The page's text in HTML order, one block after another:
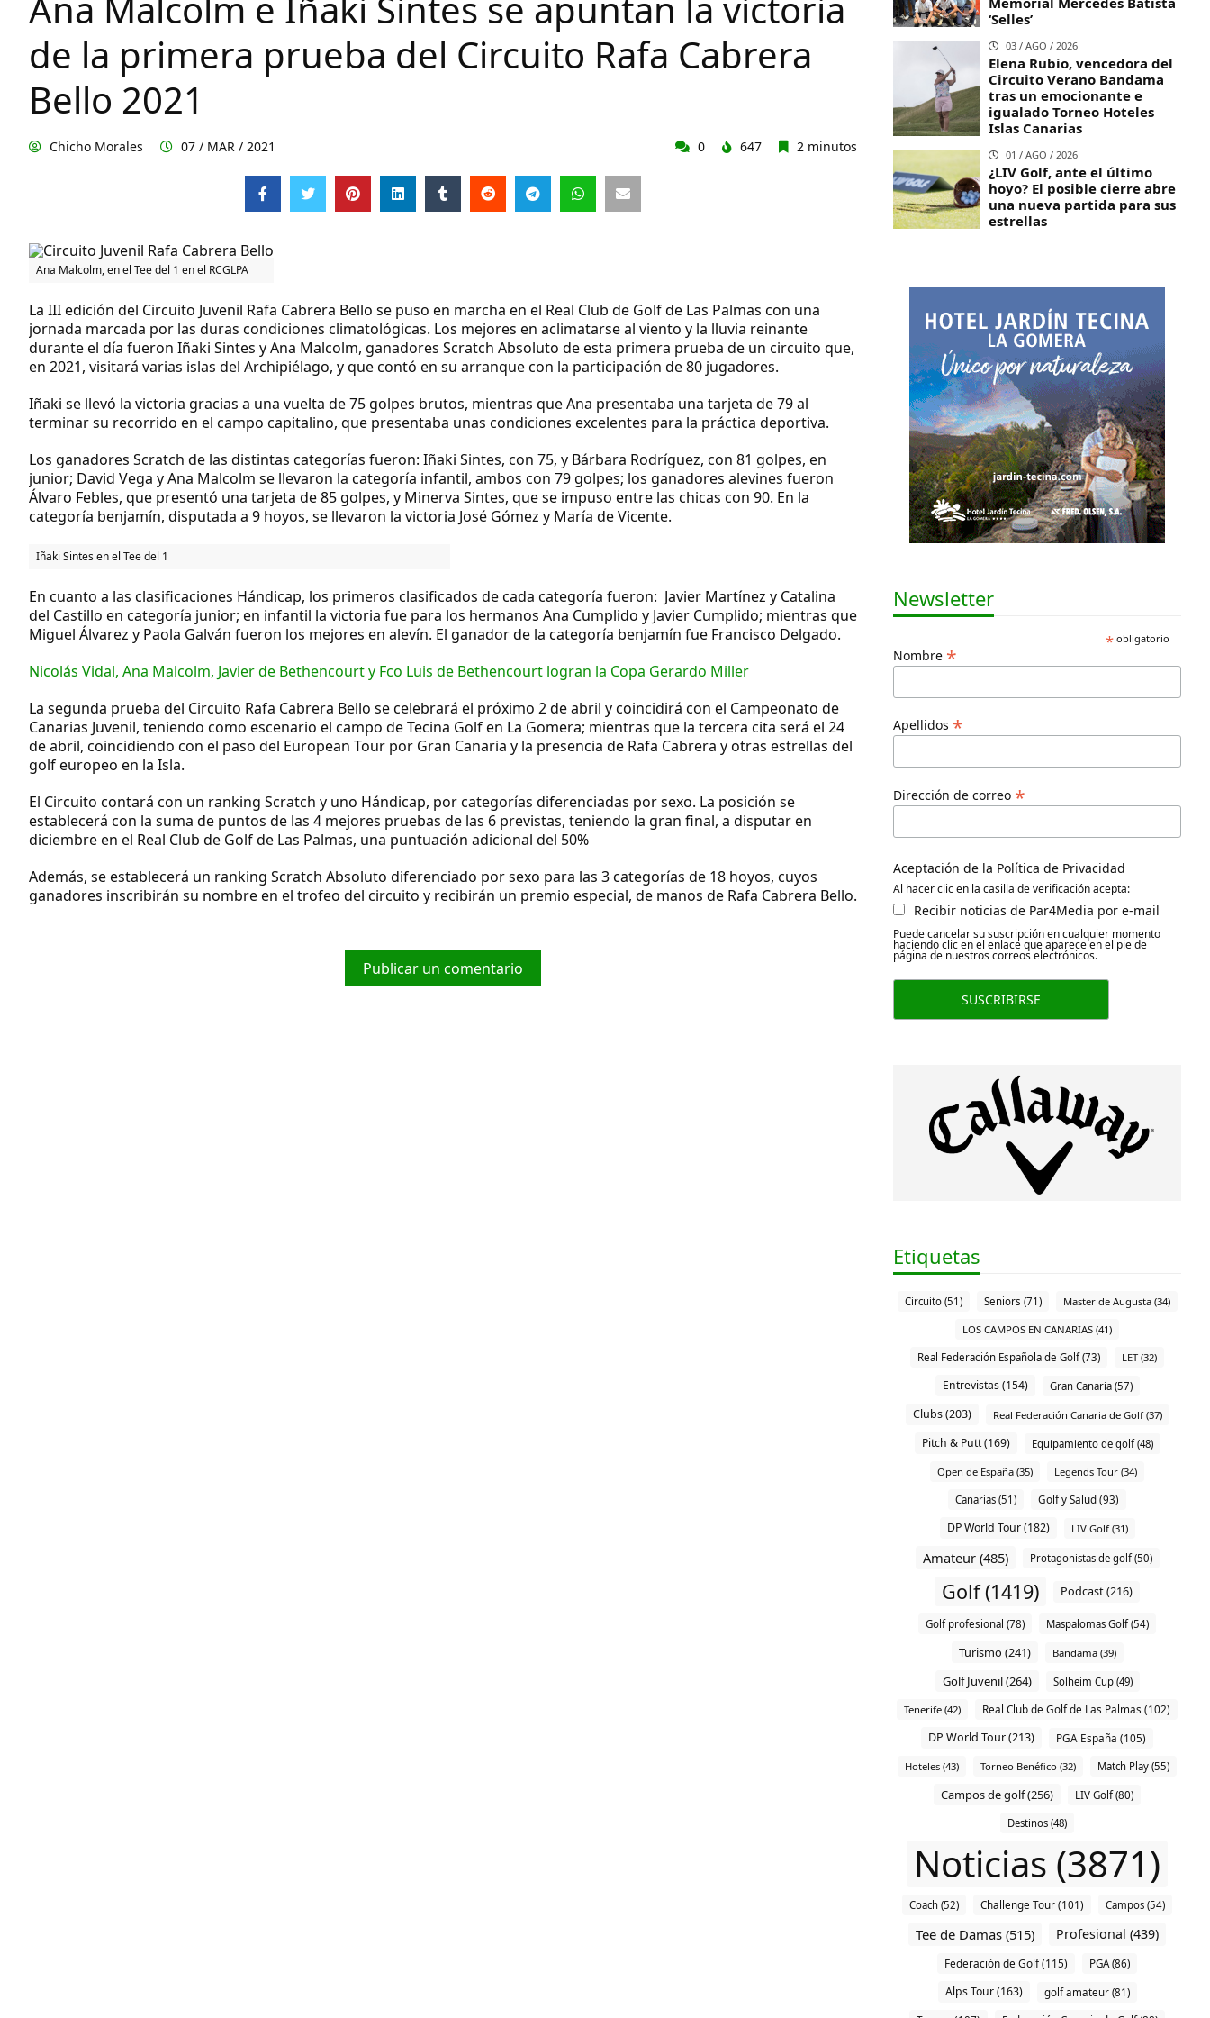
de la primera prueba del Circuito Rafa Cabrera
Bello 2021
Chicho Morales 07 / MAR / 2021 0 647 2 minutos
Ana Malcolm, en el Tee del 1 en el RCGLPA
La III edición del Circuito Juvenil Rafa Cabrera Bello se puso en marcha en el Real Club de Golf de Las Palmas con una
jornada marcada por las duras condiciones climatológicas. Los mejores en aclimatarse al viento y la lluvia reinante
durante el día fueron Iñaki Sintes y Ana Malcolm, ganadores Scratch Absoluto de esta primera prueba de un circuito que,
en 2021, visitará varias islas del Archipiélago, y que contó en su arranque con la participación de 80 jugadores.
Iñaki se llevó la victoria gracias a una vuelta de 75 golpes brutos, mientras que Ana presentaba una tarjeta de 79 al
terminar su recorrido en el campo capitalino, que presentaba unas condiciones excelentes para la práctica deportiva.
Los ganadores Scratch de las distintas categorías fueron: Iñaki Sintes, con 75, y Bárbara Rodríguez, con 81 golpes, en
junior; David Vega y Ana Malcolm se llevaron la categoría infantil, ambos con 79 golpes; los ganadores alevines fueron
Álvaro Febles, que presentó una tarjeta de 85 golpes, y Minerva Sintes, que se impuso entre las chicas con 90. En la
categoría benjamín, disputada a 9 hoyos, se llevaron la victoria José Gómez y María de Vicente.
Iñaki Sintes en el Tee del 1
En cuanto a las clasificaciones Hándicap, los primeros clasificados de cada categoría fueron: Javier Martínez y Catalina
del Castillo en categoría junior; en infantil la victoria fue para los hermanos Ana Cumplido y Javier Cumplido; mientras que
Miguel Álvarez y Paola Galván fueron los mejores en alevín. El ganador de la categoría benjamín fue Francisco Delgado.
Nicolás Vidal, Ana Malcolm, Javier de Bethencourt y Fco Luis de Bethencourt logran la Copa Gerardo Miller
La segunda prueba del Circuito Rafa Cabrera Bello se celebrará el próximo 2 de abril y coincidirá con el Campeonato de
Canarias Juvenil, teniendo como escenario el campo de Tecina Golf en La Gomera; mientras que la tercera cita será el 24
de abril, coincidiendo con el paso del European Tour por Gran Canaria y la presencia de Rafa Cabrera y otras estrellas del
golf europeo en la Isla.
El Circuito contará con un ranking Scratch y uno Hándicap, por categorías diferenciadas por sexo. La posición se
establecerá con la suma de puntos de las 4 mejores pruebas de las 6 previstas, teniendo la gran final, a disputar en
diciembre en el Real Club de Golf de Las Palmas, una puntuación adicional del 50%
Además, se establecerá un ranking Scratch Absoluto diferenciado por sexo para las 3 categorías de 18 hoyos, cuyos
ganadores inscribirán su nombre en el trofeo del circuito y recibirán un premio especial, de manos de Rafa Cabrera Bello.
Publicar un comentario
‘Selles’
03 / AGO / 2026
Elena Rubio, vencedora del
Circuito Verano Bandama
tras un emocionante e
igualado Torneo Hoteles
Islas Canarias
01 / AGO / 2026
¿LIV Golf, ante el último
hoyo? El posible cierre abre
una nueva partida para sus
estrellas
Newsletter
* obligatorio
Nombre *
Apellidos *
Dirección de correo *
Aceptación de la Política de Privacidad
Al hacer clic en la casilla de verificación acepta:
Recibir noticias de Par4Media por e-mail
Puede cancelar su suscripción en cualquier momento
haciendo clic en el enlace que aparece en el pie de
página de nuestros correos electrónicos.
Etiquetas
Circuito (51) Seniors (71) Master de Augusta (34)
LOS CAMPOS EN CANARIAS (41)
Real Federación Española de Golf (73) LET (32)
Entrevistas (154) Gran Canaria (57)
Clubs (203) Real Federación Canaria de Golf (37)
Pitch & Putt (169) Equipamiento de golf (48)
Open de España (35) Legends Tour (34)
Canarias (51) Golf y Salud (93)
DP World Tour (182) LIV Golf (31)
Amateur (485) Protagonistas de golf (50)
Golf (1419) Podcast (216)
Golf profesional (78) Maspalomas Golf (54)
Turismo (241) Bandama (39)
Golf Juvenil (264) Solheim Cup (49)
Tenerife (42) Real Club de Golf de Las Palmas (102)
DP World Tour (213) PGA España (105)
Hoteles (43) Torneo Benéfico (32) Match Play (55)
Campos de golf (256) LIV Golf (80)
Destinos (48)
Noticias (3871)
Coach (52) Challenge Tour (101) Campos (54)
Tee de Damas (515) Profesional (439)
Federación de Golf (115) PGA (86)
Alps Tour (163) golf amateur (81)